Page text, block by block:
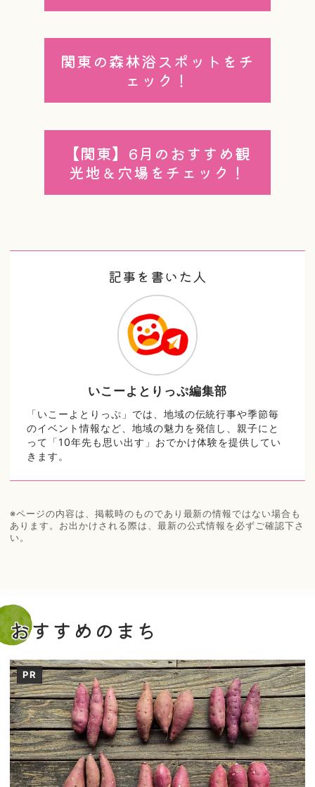
関東の森林浴スポットをチ
ェック！
【関東】6月のおすすめ観
光地＆穴場をチェック！
記事を書いた人
いこーよとりっぷ編集部
「いこーよとりっぷ」では、地域の伝統行事や季節毎
のイベント情報など、地域の魅力を発信し、親子にと
って「10年先も思い出す」おでかけ体験を提供してい
きます。
※ページの内容は、掲載時のものであり最新の情報ではない場合も
あります。お出かけされる際は、最新の公式情報を必ずご確認下さ
い。
おすすめのまち
PR